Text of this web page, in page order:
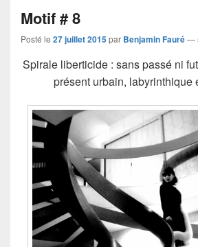
Motif # 8
Posté le 27 juillet 2015par Benjamin Fauré—
Spirale liberticide : sans passé ni
présent urbain, labyrinthique